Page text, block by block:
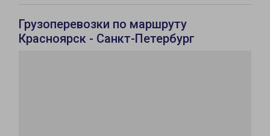
Грузоперевозки по маршруту
Красноярск - Санкт-Петербург